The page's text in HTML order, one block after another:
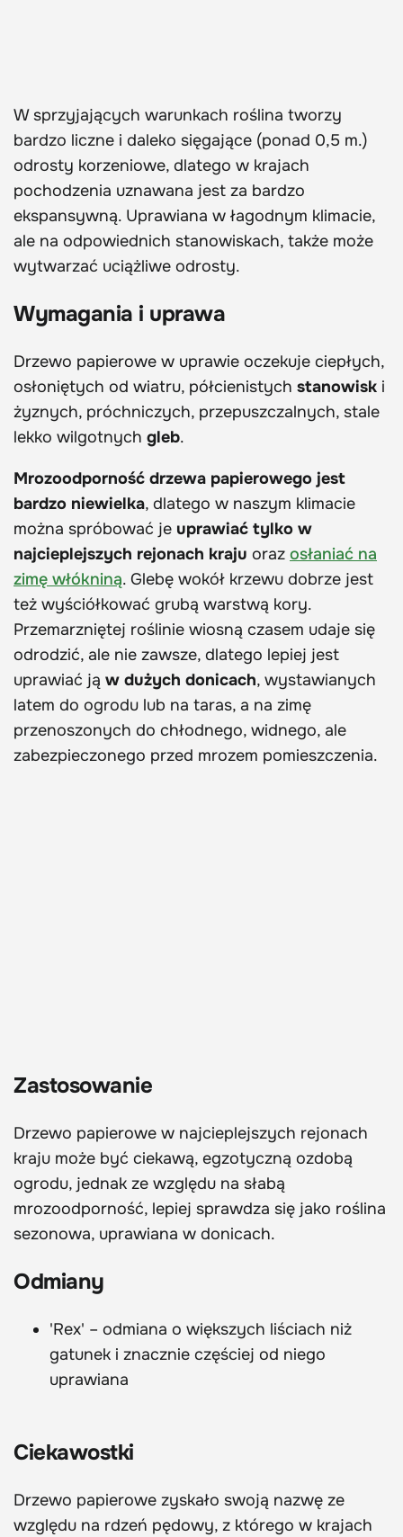
W sprzyjających warunkach roślina tworzy
bardzo liczne i daleko sięgające (ponad 0,5 m.)
odrosty korzeniowe, dlatego w krajach
pochodzenia uznawana jest za bardzo
ekspansywną. Uprawiana w łagodnym klimacie,
ale na odpowiednich stanowiskach, także może
wytwarzać uciążliwe odrosty.
Wymagania i uprawa
Drzewo papierowe w uprawie oczekuje ciepłych,
osłoniętych od wiatru, półcienistych stanowisk i
żyznych, próchniczych, przepuszczalnych, stale
lekko wilgotnych gleb.
Mrozoodporność drzewa papierowego jest
bardzo niewielka, dlatego w naszym klimacie
można spróbować je uprawiać tylko w
najcieplejszych rejonach kraju oraz osłaniać na
zimę włókniną. Glebę wokół krzewu dobrze jest
też wyściółkować grubą warstwą kory.
Przemarzniętej roślinie wiosną czasem udaje się
odrodzić, ale nie zawsze, dlatego lepiej jest
uprawiać ją w dużych donicach, wystawianych
latem do ogrodu lub na taras, a na zimę
przenoszonych do chłodnego, widnego, ale
zabezpieczonego przed mrozem pomieszczenia.
Zastosowanie
Drzewo papierowe w najcieplejszych rejonach
kraju może być ciekawą, egzotyczną ozdobą
ogrodu, jednak ze względu na słabą
mrozoodporność, lepiej sprawdza się jako roślina
sezonowa, uprawiana w donicach.
Odmiany
'Rex' – odmiana o większych liściach niż
gatunek i znacznie częściej od niego
uprawiana
Ciekawostki
Drzewo papierowe zyskało swoją nazwę ze
względu na rdzeń pędowy, z którego w krajach